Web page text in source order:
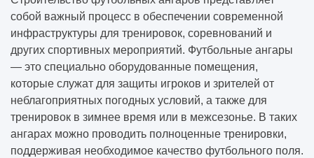
собой важный процесс в обеспечении современной
инфраструктуры для тренировок, соревнований и
других спортивных мероприятий. Футбольные ангары
— это специально оборудованные помещения,
которые служат для защиты игроков и зрителей от
неблагоприятных погодных условий, а также для
тренировок в зимнее время или в межсезонье. В таких
ангарах можно проводить полноценные тренировки,
поддерживая необходимое качество футбольного поля.